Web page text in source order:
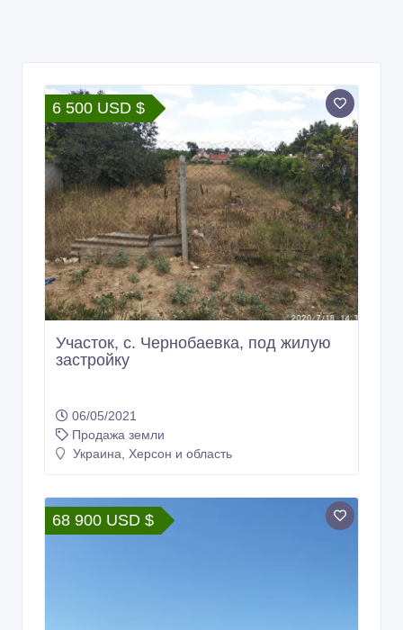
6 500 USD $
Участок, с. Чернобаевка, под жилую
застройку
06/05/2021
Продажа земли
Украина, Херсон и область
68 900 USD $